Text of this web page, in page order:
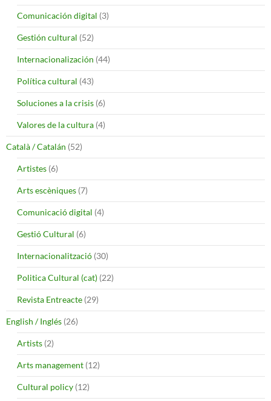
Comunicación digital (3)
Gestión cultural (52)
Internacionalización (44)
Política cultural (43)
Soluciones a la crisis (6)
Valores de la cultura (4)
Català / Catalán (52)
Artistes (6)
Arts escèniques (7)
Comunicació digital (4)
Gestió Cultural (6)
Internacionalització (30)
Politica Cultural (cat) (22)
Revista Entreacte (29)
English / Inglés (26)
Artists (2)
Arts management (12)
Cultural policy (12)